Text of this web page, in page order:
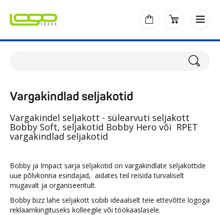
Vargakindlad seljakotid
Vargakindel seljakott - sülearvuti seljakott
Bobby Soft, seljakotid Bobby Hero või RPET
vargakindlad seljakotid
Bobby ja Impact sarja seljakotid on vargakindlate seljakottide
uue põlvkonna esindajad, aidates teil reisida turvaliselt
mugavalt ja organiseeritult.
Bobby bizz lahe seljakott sobib ideaalselt teie ettevõtte logoga
reklaamkingituseks kolleegile või töökaaslasele.